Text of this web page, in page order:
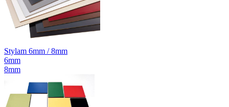
Stylam 6mm / 8mm
6mm
8mm